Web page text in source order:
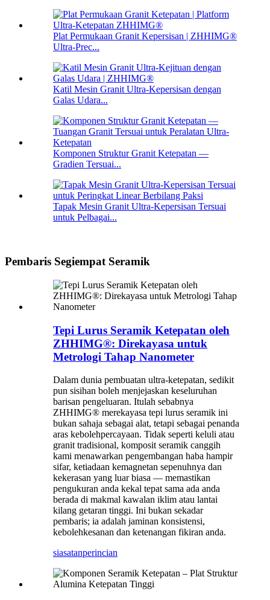
Plat Permukaan Granit Kepersisan | ZHHIMG®
Ultra-Prec...
Katil Mesin Granit Ultra-Kepersisan dengan
Galas Udara...
Komponen Struktur Granit Ketepatan —
Gradien Tersuai...
Tapak Mesin Granit Ultra-Kepersisan Tersuai
untuk Pelbagai...
Pembaris Segiempat Seramik
Tepi Lurus Seramik Ketepatan oleh
ZHHIMG®: Direkayasa untuk
Metrologi Tahap Nanometer
Dalam dunia pembuatan ultra-ketepatan, sedikit
pun sisihan boleh menjejaskan keseluruhan
barisan pengeluaran. Itulah sebabnya
ZHHIMG® merekayasa tepi lurus seramik ini
bukan sahaja sebagai alat, tetapi sebagai penanda
aras kebolehpercayaan. Tidak seperti keluli atau
granit tradisional, komposit seramik canggih
kami menawarkan pengembangan haba hampir
sifar, ketiadaan kemagnetan sepenuhnya dan
kekerasan yang luar biasa — memastikan
pengukuran anda kekal tepat sama ada anda
berada di makmal kawalan iklim atau lantai
kilang getaran tinggi. Ini bukan sekadar
pembaris; ia adalah jaminan konsistensi,
kebolehkesanan dan ketenangan fikiran anda.
siasatanperincian